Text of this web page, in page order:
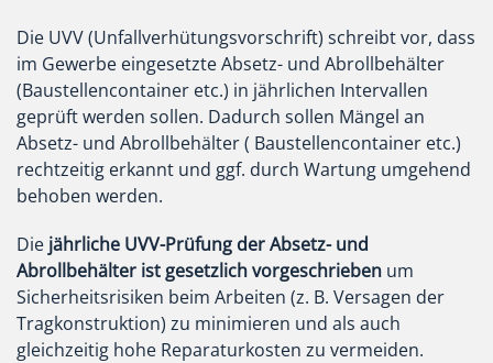
Die UVV (Unfallverhütungsvorschrift) schreibt vor, dass
im Gewerbe eingesetzte Absetz- und Abrollbehälter
(Baustellencontainer etc.) in jährlichen Intervallen
geprüft werden sollen. Dadurch sollen Mängel an
Absetz- und Abrollbehälter ( Baustellencontainer etc.)
rechtzeitig erkannt und ggf. durch Wartung umgehend
behoben werden.
Die jährliche UVV-Prüfung der Absetz- und
Abrollbehälter ist gesetzlich vorgeschrieben um
Sicherheitsrisiken beim Arbeiten (z. B. Versagen der
Tragkonstruktion) zu minimieren und als auch
gleichzeitig hohe Reparaturkosten zu vermeiden.